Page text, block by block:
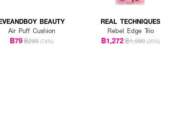
BEAUTY
Air Puff Cushion
฿79฿299 (74%)
REAL TECHNIQUES
Rebel Edge Trio
฿1,272฿1,590 (20%)